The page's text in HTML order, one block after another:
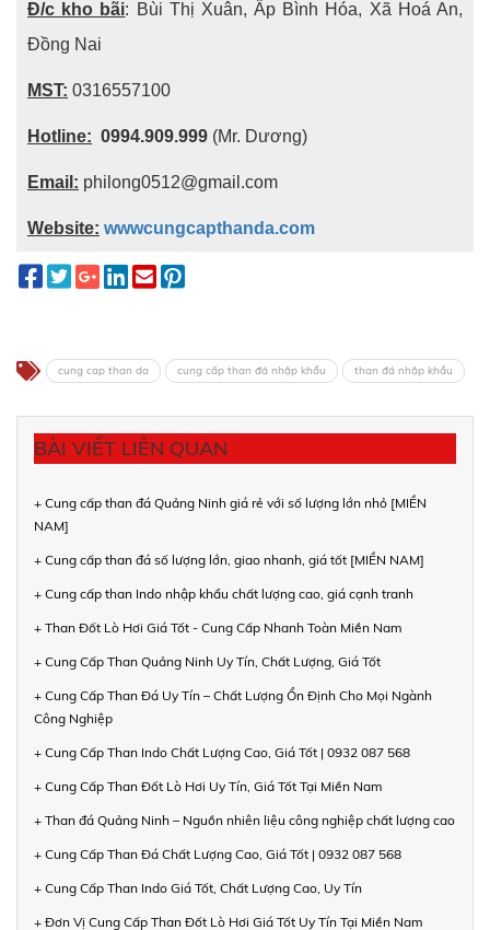
Đ/c kho bãi: Bùi Thị Xuân, Ấp Bình Hóa, Xã Hoá An,
Đồng Nai
MST: 0316557100
Hotline: 0994.909.999 (Mr. Dương)
Email: philong0512@gmail.com
Website: wwwcungcapthanda.com
cung cap than da cung cấp than đá nhập khẩu than đá nhập khẩu
BÀI VIẾT LIÊN QUAN
+ Cung cấp than đá Quảng Ninh giá rẻ với số lượng lớn nhỏ [MIỀN
NAM]
+ Cung cấp than đá số lượng lớn, giao nhanh, giá tốt [MIỀN NAM]
+ Cung cấp than Indo nhập khẩu chất lượng cao, giá cạnh tranh
+ Than Đốt Lò Hơi Giá Tốt - Cung Cấp Nhanh Toàn Miền Nam
+ Cung Cấp Than Quảng Ninh Uy Tín, Chất Lượng, Giá Tốt
+ Cung Cấp Than Đá Uy Tín – Chất Lượng Ổn Định Cho Mọi Ngành
Công Nghiệp
+ Cung Cấp Than Indo Chất Lượng Cao, Giá Tốt | 0932 087 568
+ Cung Cấp Than Đốt Lò Hơi Uy Tín, Giá Tốt Tại Miền Nam
+ Than đá Quảng Ninh – Nguồn nhiên liệu công nghiệp chất lượng cao
+ Cung Cấp Than Đá Chất Lượng Cao, Giá Tốt | 0932 087 568
+ Cung Cấp Than Indo Giá Tốt, Chất Lượng Cao, Uy Tín
+ Đơn Vị Cung Cấp Than Đốt Lò Hơi Giá Tốt Uy Tín Tại Miền Nam